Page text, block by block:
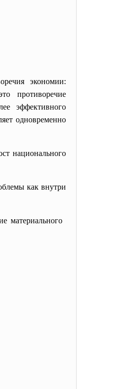
экономии:
противоречие
эффективного
одновременно
национального
как внутри
материального